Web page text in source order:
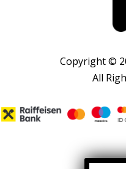
Copyright ©
All